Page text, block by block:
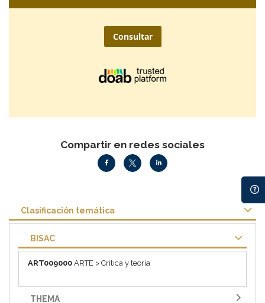
Consultar
Compartir en redes sociales
Clasificación temática
BISAC
ART009000 ARTE > Crítica y teoría
THEMA